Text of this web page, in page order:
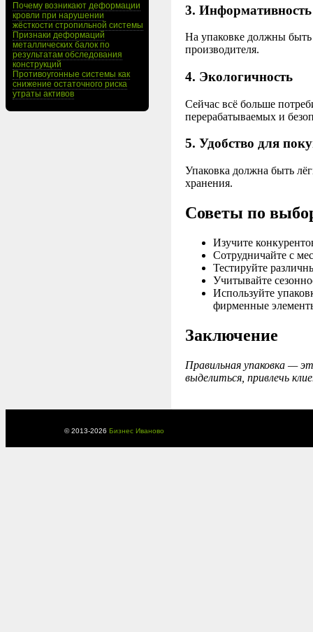
Почему возникают деформации
кровли при нарушении
жёсткости стропильной системы
Признаки деформаций
металлических балок по
результатам обследования
конструкций
Противоугонные системы как
снижение остаточного риска
утраты активов
3. Информативность
На упаковке должны быть
производителя.
4. Экологичность
Сейчас всё больше
перерабатываемых и
5. Удобство для
Упаковка должна быть
хранения.
Советы по
Изучите
Сотрудничайте с
Тестируйте
Учитывайте
Используйте
фирменные
Заключение
Правильная упаковка —
выделиться, привлечь
© 2013-2026 Бизнес Иваново